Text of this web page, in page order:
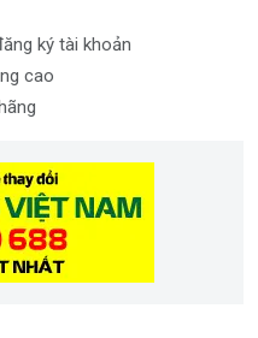
ký tài khoản
cao